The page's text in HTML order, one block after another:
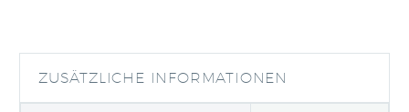
ZUSÄTZLICHE INFORMATIONEN